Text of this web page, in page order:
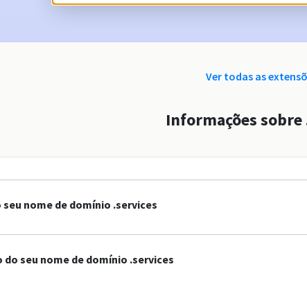
Ver todas as
Informações sobre
nome de domínio .services
do seu nome de domínio .services